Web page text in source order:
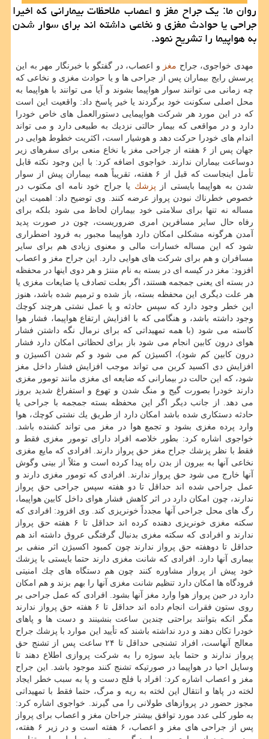
روان ما: یك جراح مغز و اعصاب ملاحظات بیمارانی كه اخیرا
جراحی یا حوادث مغزی و نخاعی داشته اند برای سوار شدن
به هواپیما را تشریح نمود.
مهدی خواجوی، جراح مغز و اعصاب، در گفتگو با خبرنگار مهر به این
پرسش رایج بیماران پس از جراحی ها و یا حوادث مغزی و نخاعی كه
چه زمانی می توانند سوار هواپیما بشوند و آیا می توانند با هواپیما به
محل اصلی سكونت خود برگردند یا خیر پاسخ داد: واقعیت این است
كه در این مورد هر شركت هواپیمایی دستورالعمل های خاص خودرا
دارد و در مواقعی كه بیمار حالتی نزدیك به طبیعی دارد و می تواند
اندام های خودرا حركت دهد و هوشیار است، اكثریت خطوط هوایی در
جهان پس از ۶ هفته از جراحی مغز یا نخاع منعی برای سفرهای زیر
دوساعت بیماران ندارند. خواجوی اضافه كرد: با این وجود نكته قابل
تأمل اینجاست كه قبل از ۶ هفته، تقریباً همه بیماران پیش از سوار
شدن به هواپیما بایستی از پزشك یا جراح خود نامه ای مكتوب در
خصوص خطرناك نبودن پرواز عرضه كنند. وی توضیح داد: اهمیت این
مساله نه تنها برای سلامتی خود بیماران لحاظ می شود بلكه برای
رفاه حال سایر مسافرین امری ضروریست، چون در صورت پدید
آمدن هرگونه مشكلی امكان دارد هواپیما مجبور به فرود اضطراری
شود كه این مساله خسارات مالی و معنوی زیادی هم برای سایر
مسافران و هم برای شركت های هوایی دارد. این جراح مغز و اعصاب
افزود: مغز در كیسه ای در بسته به نام مننژ و هر دوی اینها در محفظه
در بسته ای یعنی جمجمه هستند، اگر بعلت تصادف یا ضایعات مغزی یا
هر علت دیگری این محفظه بسته، باز شده و ترمیم شده باشد، هنوز
این خطر وجود دارد كه سپس حادثه و یا عمل نشتی هرچند كوچك
وجود داشته باشد، و هنگامی كه با افزایش ارتفاع هواپیما، فشار هوا
كاسته می شود (با همه تمهیداتی كه برای نرمال نگه داشتن فشار
هوای درون كابین انجام می شود باز برای لحظاتی امكان دارد فشار
درون كابین كم شود)، اكسیژن كم می شود و كم شدن اكسیژن و
افزایش دی اكسید كربن می تواند موجب افزایش فشار داخل مغز
شود، كه این حالت در بیمارانی كه ضایعه ای مغزی مانند تومور مغزی
دارند خودرا بصورت گیج و منگ شدن و تهوع و استفراغ شدید بروز
می دهد. از جانب دیگر اگر این محفظه بسته جمجمه با جراحی یا
حادثه دستكاری شده باشد امكان دارد از طریق یك نشتی كوچك، هوا
وارد پرده مغزی بشود و تجمع هوا در مغز می تواند كشنده باشد.
خواجوی اشاره كرد: بطور خلاصه افراد دارای تومور مغزی فقط و
فقط با نظر پزشك جراح مغز حق پرواز دارند. افرادی كه مایع مغزی
نخاعی آنها به بیرون از بدن راه پیدا كرده است و مثلاً از بینی وگوش
آنها خارج می شود حق پرواز ندارند. افرادی كه تومور مغزی دارند و
عمل جراحی شده اند حداقل تا دو هفته سپس جراحی حق پرواز
ندارند، چون امكان دارد در اثر كاهش فشار هوای داخل كابین هواپیما،
رگ های محل جراحی آنها مجدداً خونریزی كند. وی افزود: افرادی كه
سكته مغزی خونریزی دهنده كرده اند حداقل تا ۶ هفته حق پرواز
ندارند و افرادی كه سكته مغزی بدنبال گرفتگی عروق داشته اند هم
حداقل تا دوهفته حق پرواز ندارند چون كمبود اكسیژن اثر منفی بر
بیماری آنها دارد. افرادی كه شانت مغزی دارند حتما بایستی با پزشك
خود پیش از پرواز مشاوره كنند چون هم دستگاه های چك امنیتی
فرودگاه ها امكان دارد تنظیم شانت مغزی آنها را بهم بزند و هم امكان
دارد در حین پرواز هوا وارد مغز آنها بشود. افرادی كه عمل جراحی بر
روی ستون فقرات انجام داده اند حداقل تا ۶ هفته حق پرواز ندارند
مگر انكه بتوانند براحتی چندین ساعت بنشینند و دست ها و پاهای
خودرا تكان دهند و درد نداشته باشند كه تأیید این موارد با پزشك جراح
معالج آنهاست، افراد تشنجی حداقل تا ۲۴ ساعت پس از تشنج حق
پرواز ندارند و حتما باید سوژه را به شركت پروازی اطلاع دهند تا
وسایل احیا در هواپیما در صورتیكه تشنج كنند موجود باشد. این جراح
مغز و اعصاب اشاره كرد: افراد با فلج دست و پا به سبب خطر ایجاد
لخته در پاها و انتقال این لخته به ریه و مرگ، حتما فقط با تمهیداتی
مجوز حضور در پروازهای طولانی را می گیرند. خواجوی اشاره كرد:
به طور كلی عدد مورد توافق بیشتر جراحان مغز و اعصاب برای پرواز
پس از جراحی های مغز و اعصاب، ۶ هفته است و در زیر ۶ هفته،